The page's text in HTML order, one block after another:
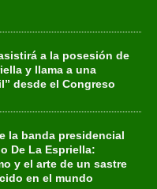
a la posesión de
y llama a una
desde el Congreso
la banda presidencial
De La Espriella:
y el arte de un sastre
en el mundo